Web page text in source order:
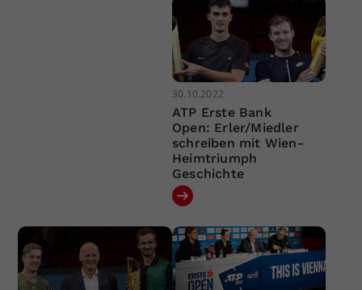
30.10.2022
ATP Erste Bank
Open: Erler/Miedler
schreiben mit Wien-
Heimtriumph
Geschichte